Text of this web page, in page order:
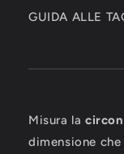
GUIDA ALLE
Misura la
dimensione